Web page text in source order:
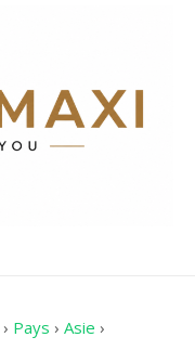
› Pays › Asie ›